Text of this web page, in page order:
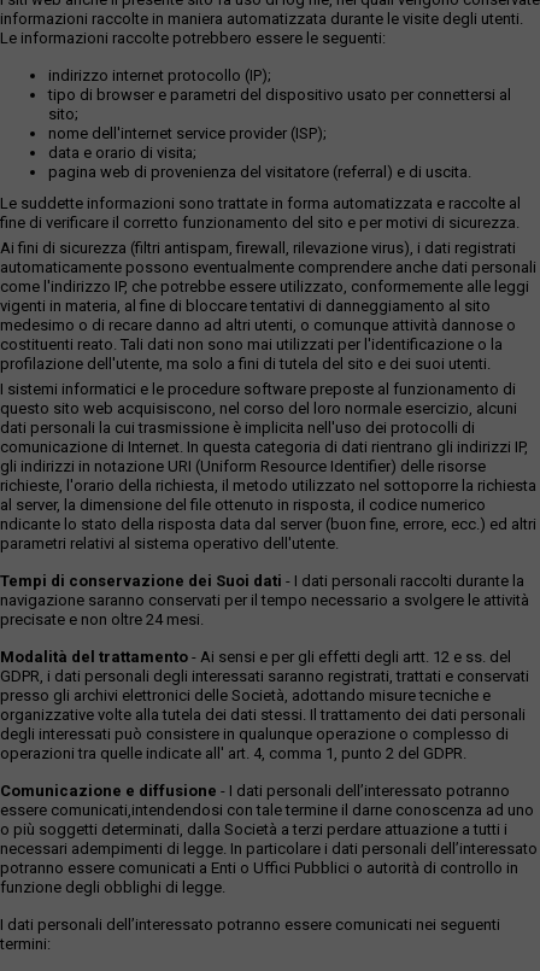
informazioni raccolte in maniera automatizzata durante le visite degli utenti.
Le informazioni raccolte potrebbero essere le seguenti:
indirizzo internet protocollo (IP);
tipo di browser e parametri del dispositivo usato per connettersi al
sito;
nome dell'internet service provider (ISP);
data e orario di visita;
pagina web di provenienza del visitatore (referral) e di uscita.
Le suddette informazioni sono trattate in forma automatizzata e raccolte al
fine di verificare il corretto funzionamento del sito e per motivi di sicurezza.
Ai fini di sicurezza (filtri antispam, firewall, rilevazione virus), i dati registrati
automaticamente possono eventualmente comprendere anche dati personali
come l'indirizzo IP, che potrebbe essere utilizzato, conformemente alle leggi
vigenti in materia, al fine di bloccare tentativi di danneggiamento al sito
medesimo o di recare danno ad altri utenti, o comunque attività dannose o
costituenti reato. Tali dati non sono mai utilizzati per l'identificazione o la
profilazione dell'utente, ma solo a fini di tutela del sito e dei suoi utenti.
I sistemi informatici e le procedure software preposte al funzionamento di
questo sito web acquisiscono, nel corso del loro normale esercizio, alcuni
dati personali la cui trasmissione è implicita nell'uso dei protocolli di
comunicazione di Internet. In questa categoria di dati rientrano gli indirizzi IP,
gli indirizzi in notazione URI (Uniform Resource Identifier) delle risorse
richieste, l'orario della richiesta, il metodo utilizzato nel sottoporre la richiesta
al server, la dimensione del file ottenuto in risposta, il codice numerico
ndicante lo stato della risposta data dal server (buon fine, errore, ecc.) ed altri
parametri relativi al sistema operativo dell'utente.
Tempi di conservazione dei Suoi dati - I dati personali raccolti durante la
navigazione saranno conservati per il tempo necessario a svolgere le attività
precisate e non oltre 24 mesi.
Modalità del trattamento - Ai sensi e per gli effetti degli artt. 12 e ss. del
GDPR, i dati personali degli interessati saranno registrati, trattati e conservati
presso gli archivi elettronici delle Società, adottando misure tecniche e
organizzative volte alla tutela dei dati stessi. Il trattamento dei dati personali
degli interessati può consistere in qualunque operazione o complesso di
operazioni tra quelle indicate all' art. 4, comma 1, punto 2 del GDPR.
Comunicazione e diffusione - I dati personali dell’interessato potranno
essere comunicati,intendendosi con tale termine il darne conoscenza ad uno
o più soggetti determinati, dalla Società a terzi perdare attuazione a tutti i
necessari adempimenti di legge. In particolare i dati personali dell’interessato
potranno essere comunicati a Enti o Uffici Pubblici o autorità di controllo in
funzione degli obblighi di legge.
I dati personali dell’interessato potranno essere comunicati nei seguenti
termini: